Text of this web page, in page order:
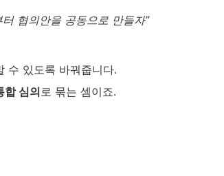
협의안을 공동으로 만들자”
수 있도록 바꿔줍니다.
합 심의로 묶는 셈이죠.